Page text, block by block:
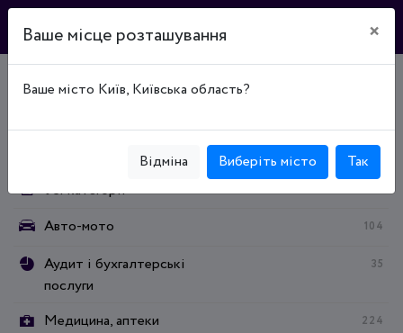
Каталог підприємств
Усі категорії
Авто-мото
104
Аудит і бухгалтерські
послуги
35
Медицина, аптеки 224
Ваше місце розташування ×
Ваше місто Київ, Київська область?
Відміна Виберіть місто Так